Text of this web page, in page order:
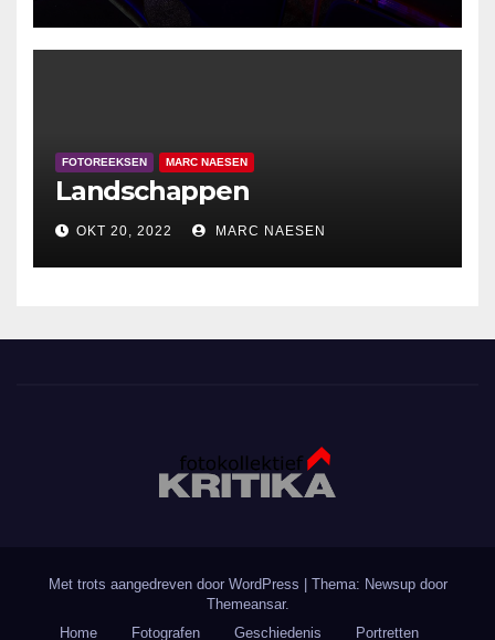
FOTOREEKSEN MARC NAESEN
Landschappen
OKT 20, 2022 MARC NAESEN
Met trots aangedreven door WordPress
Thema: Newsup door
Themeansar.
Home
Fotografen Geschiedenis Portretten